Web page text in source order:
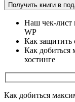
Получить книги в
Наш чек-лист
WP
Как защитить
Как добиться
хостинге
Как добиться